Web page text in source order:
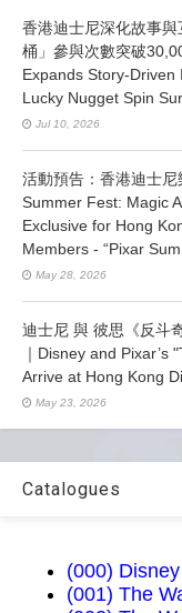
香港迪士尼深化故事
桶」參與次數突破
Expands Story-
Lucky Nugget Spin
Jul 10, 2026
活動預告：香港迪士
Summer Fest: Magic
Exclusive for Hong
Members - “Pixar
May 28, 2026
迪士尼 與 彼思《反斗
｜Disney and Pixar’s
Arrive at Hong Kong
May 23, 2026
Catalogues
(000)
(001) The